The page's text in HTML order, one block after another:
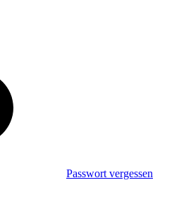
Passwort vergessen